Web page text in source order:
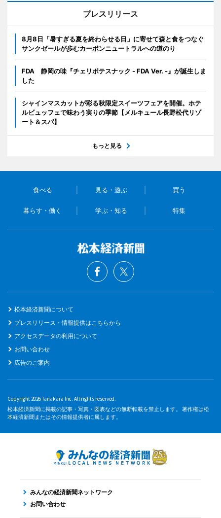
プレスリリース
8月8日「暑すぎる夏を終わらせる日」に寄せて森と食をつなぐ
サンクゼールが歩むカーボンニュートラルへの道のり
FDA 静岡の味『チェリポテスナック - FDA Ver. -』が誕生しま
した
シャインマスカットが彩る秋限定スイーツフェアを開催。ホテ
ルビュッフェで味わう実りの季節【メルキュール長野松代リゾ
ート＆スパ】
もっと見る
食べる 見る・遊ぶ 買う
暮らす・働く 学ぶ・知る 特集
松本経済新聞について
プレスリリース・情報提供はこちらから
アクセスデータの利用について
お問い合わせ
広告のご案内
Copyright 2026 Tanakara Inc. All rights reserved.
松本経済新聞に掲載の記事・写真・図表などの無断転載を禁止します。 著作権は松
本経済新聞またはその情報提供者に属します。
みんなの経済新聞ネットワーク
お問い合わせ